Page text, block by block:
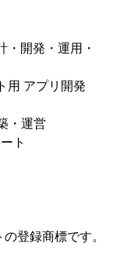
発・運用・
アプリ開発
運営
ト
登録商標です。